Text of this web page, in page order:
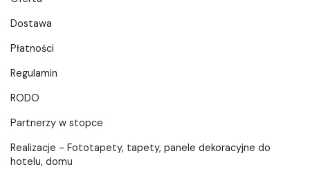
Dostawa
Płatności
Regulamin
RODO
Partnerzy w stopce
Realizacje - Fototapety, tapety, panele dekoracyjne do
hotelu, domu